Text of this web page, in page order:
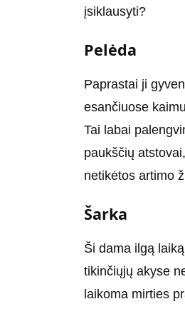
įsiklausyti?
Pelėda
Paprastai ji
esančiuose
Tai labai
paukščių
netikėtos artimo
Šarka
Ši dama ilgą
tikinčiųjų akyse
laikoma mirties